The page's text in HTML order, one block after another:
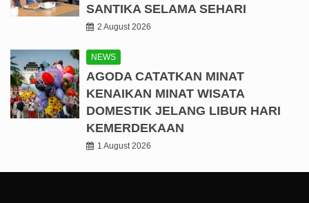
SANTIKA SELAMA SEHARI
2 August 2026
NEWS
AGODA CATATKAN MINAT
KENAIKAN MINAT WISATA
DOMESTIK JELANG LIBUR HARI
KEMERDEKAAN
1 August 2026